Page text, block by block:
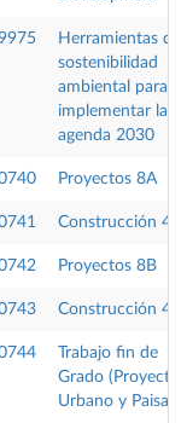
Herramientas de
sostenibilidad
ambiental para
implementar la
agenda 2030
Proyectos 8A
Construcción 4A
Proyectos 8B
Construcción 4B
Trabajo fin de
Grado (Proyecto
Urbano y Paisaje)